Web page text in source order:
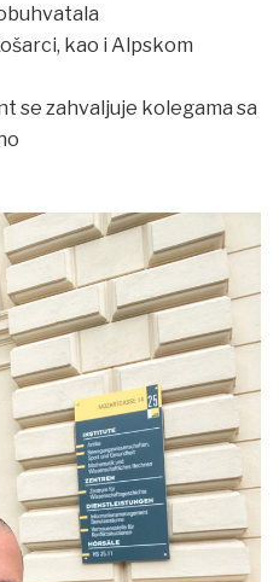
kao i Alpskom
se zahvaljuje kolegama sa